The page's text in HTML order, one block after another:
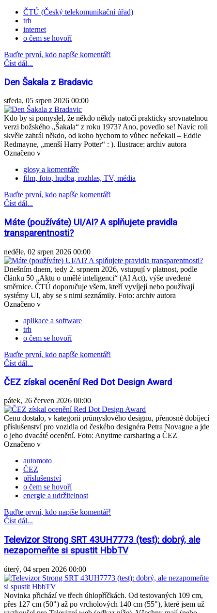
ČTÚ (Český telekomunikační úřad)
trh
internet
o čem se hovoří
Buďte první, kdo napíše komentář!
Číst dál...
Den Šakala z Bradavic
středa, 05 srpen 2026 00:00
Kdo by si pomyslel, že někdo někdy natočí prakticky srovnatelnou
verzi božského „Šakala“ z roku 1973? Ano, povedlo se! Navíc roli
skvěle zahrál někdo, od koho bychom to vůbec nečekali – Eddie
Redmayne, „menší Harry Potter“ : ). Ilustrace: archiv autora
Označeno v
glosy a komentáře
film, foto, hudba, rozhlas, TV, média
Buďte první, kdo napíše komentář!
Číst dál...
Máte (používáte) UI/AI? A splňujete pravidla
transparentnosti?
neděle, 02 srpen 2026 00:00
Dnešním dnem, tedy 2. srpnem 2026, vstupují v platnost, podle
článku 50 „Aktu o umělé inteligenci“ (AI Act), výše uvedené
směrnice. ČTÚ doporučuje všem, kteří vyvíjejí nebo používají
systémy UI, aby se s nimi seznámily. Foto: archiv autora
Označeno v
aplikace a software
trh
o čem se hovoří
Buďte první, kdo napíše komentář!
Číst dál...
ČEZ získal ocenění Red Dot Design Award
pátek, 26 červen 2026 00:00
Cenu dostalo, v kategorii průmyslového designu, přenosné dobíjecí
příslušenství pro vozidla od českého designéra Petra Novague a jde
o jeho dvacáté ocenění. Foto: Anytime carsharing a ČEZ
Označeno v
automoto
ČEZ
příslušenství
o čem se hovoří
energie a udržitelnost
Buďte první, kdo napíše komentář!
Číst dál...
Televizor Strong SRT 43UH7773 (test): dobrý, ale
nezapomeňte si spustit HbbTV
úterý, 04 srpen 2026 00:00
Novinka přichází ve třech úhlopříčkách. Od testovaných 109 cm,
přes 127 cm (50") až po vrcholových 140 cm (55"), které jsem už